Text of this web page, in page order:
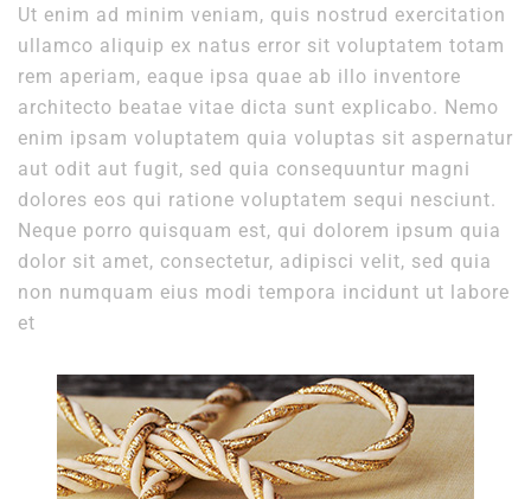
Ut enim ad minim veniam, quis nostrud exercitation
ullamco aliquip ex natus error sit voluptatem totam
rem aperiam, eaque ipsa quae ab illo inventore
architecto beatae vitae dicta sunt explicabo. Nemo
enim ipsam voluptatem quia voluptas sit aspernatur
aut odit aut fugit, sed quia consequuntur magni
dolores eos qui ratione voluptatem sequi nesciunt.
Neque porro quisquam est, qui dolorem ipsum quia
dolor sit amet, consectetur, adipisci velit, sed quia
non numquam eius modi tempora incidunt ut labore
et